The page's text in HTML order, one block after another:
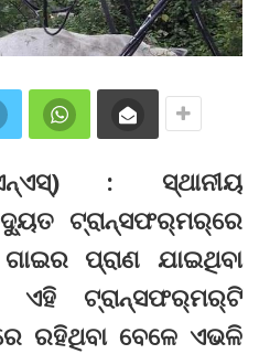
: ସ୍ଥାନୀୟ
ଟ୍ରାନ୍ସଫର୍‌ମର୍‌ରେ
ପ୍ରାଣ ଯାଇଥିବା
ଏହି ଟ୍ରାନ୍ସଫର୍‌ମର୍‌ଟି
ରହିଥିବା ବେଳେ ଏଭଳି